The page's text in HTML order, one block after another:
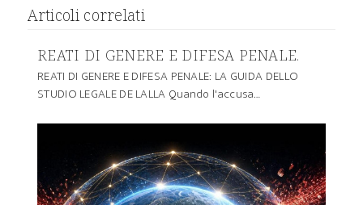
Articoli correlati
REATI DI GENERE E DIFESA PENALE.
REATI DI GENERE E DIFESA PENALE: LA GUIDA DELLO
STUDIO LEGALE DE LALLA Quando l'accusa…